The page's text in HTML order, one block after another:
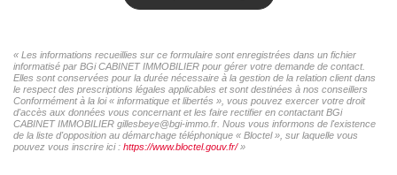
« Les informations recueillies sur ce formulaire sont enregistrées dans un fichier
informatisé par BGi CABINET IMMOBILIER pour gérer votre demande de contact.
Elles sont conservées pour la durée nécessaire à la gestion de la relation client dans
le respect des prescriptions légales applicables et sont destinées à nos conseillers
Conformément à la loi « informatique et libertés », vous pouvez exercer votre droit
d'accès aux données vous concernant et les faire rectifier en contactant BGi
CABINET IMMOBILIER gillesbeye@bgi-immo.fr. Nous vous informons de l'existence
de la liste d'opposition au démarchage téléphonique « Bloctel », sur laquelle vous
pouvez vous inscrire ici : https://www.bloctel.gouv.fr/»